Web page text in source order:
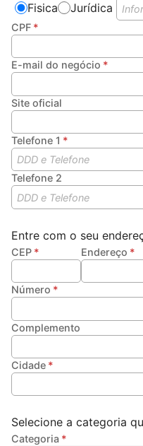
Fisica Jurídica
CPF
E-mail do negócio
Site oficial
Telefone 1
Telefone 2
Entre com o seu
CEP Endereço
Número
Complemento
Cidade
Selecione a categoria
Categoria